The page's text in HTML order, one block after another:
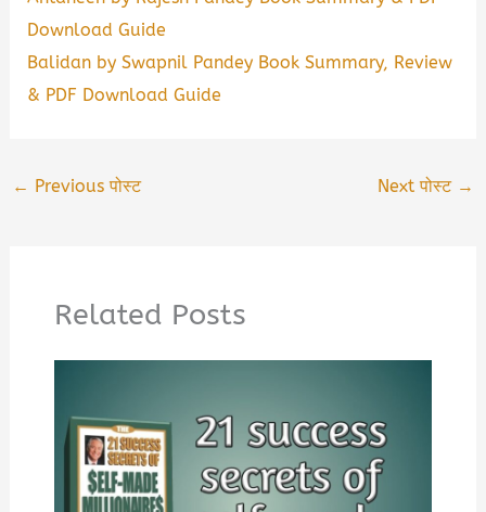
Download Guide
Balidan by Swapnil Pandey Book Summary, Review
& PDF Download Guide
← Previous पोस्ट Next पोस्ट →
Related Posts